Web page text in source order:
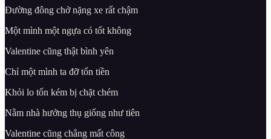
Đường đông chở nặng xe rất chậm
Một mình một ngựa có tốt không
Valentine cũng thật bình yên
Chỉ một mình ta đỡ tốn tiền
Khỏi lo tốn kém bị chặt chém
Nằm nhà hưởng thụ giống như tiên
Valentine cũng chẳng mất công